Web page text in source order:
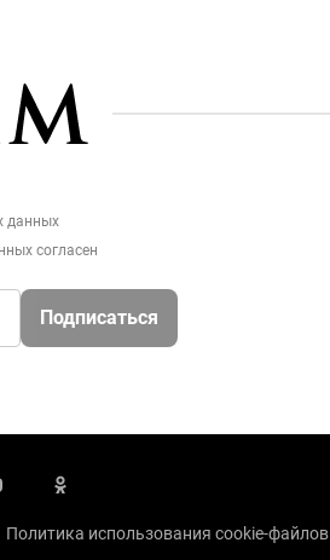
данных
согласен
Подписаться
Политика использования cookie-файлов